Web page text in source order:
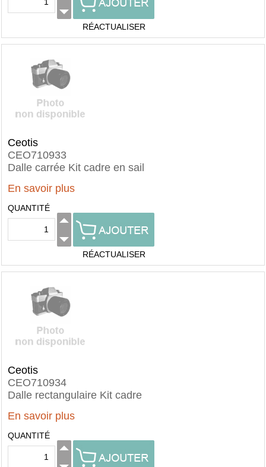
RÉACTUALISER
Ceotis
CEO710933
Dalle carrée Kit cadre en sail
En savoir plus
QUANTITÉ
RÉACTUALISER
Ceotis
CEO710934
Dalle rectangulaire Kit cadre
En savoir plus
QUANTITÉ